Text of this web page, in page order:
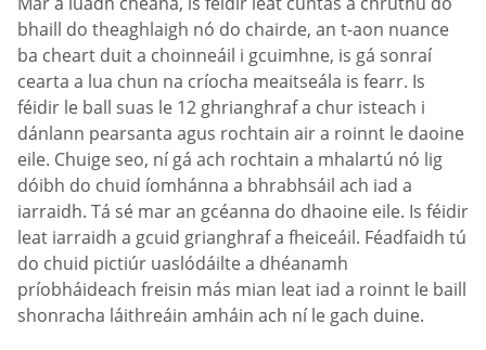
bhaill do theaghlaigh nó do chairde, an t-aon nuance
ba cheart duit a choinneáil i gcuimhne, is gá sonraí
cearta a lua chun na críocha meaitseála is fearr. Is
féidir le ball suas le 12 ghrianghraf a chur isteach i
dánlann pearsanta agus rochtain air a roinnt le daoine
eile. Chuige seo, ní gá ach rochtain a mhalartú nó lig
dóibh do chuid íomhánna a bhrabhsáil ach iad a
iarraidh. Tá sé mar an gcéanna do dhaoine eile. Is féidir
leat iarraidh a gcuid grianghraf a fheiceáil. Féadfaidh tú
do chuid pictiúr uaslódáilte a dhéanamh
príobháideach freisin más mian leat iad a roinnt le baill
shonracha láithreáin amháin ach ní le gach duine.